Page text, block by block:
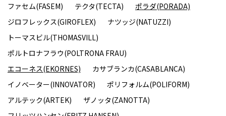
ファセム(FASEM)
テクタ(TECTA)
ポラダ(PORADA)
ジロフレックス(GIROFLEX)
ナツッジ(NATUZZI)
トーマスビル(THOMASVILL)
ポルトロナフラウ(POLTRONA FRAU)
エコーネス(EKORNES)
カサブランカ(CASABLANCA)
イノベーター(INNOVATOR)
ポリフォルム(POLIFORM)
アルテック(ARTEK)
ザノッタ(ZANOTTA)